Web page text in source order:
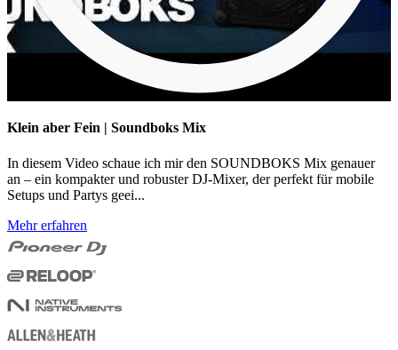
Klein aber Fein | Soundboks Mix
In diesem Video schaue ich mir den SOUNDBOKS Mix genauer
an – ein kompakter und robuster DJ-Mixer, der perfekt für mobile
Setups und Partys geei...
Mehr erfahren